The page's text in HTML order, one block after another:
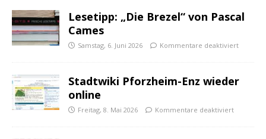
Lesetipp: „Die Brezel“ von Pascal
Cames
Samstag, 6. Juni 2026 Kommentare deaktiviert
Stadtwiki Pforzheim-Enz wieder
online
Freitag, 8. Mai 2026 Kommentare deaktiviert